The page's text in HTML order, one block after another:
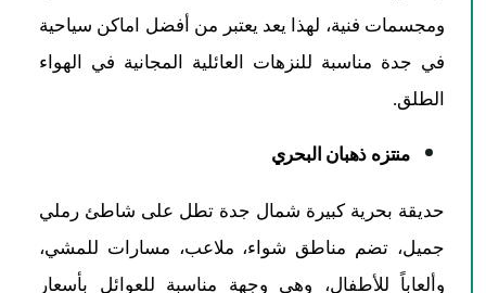
ومجسمات فنية، لهذا يعد يعتبر من أفضل اماكن سياحية
في جدة مناسبة للنزهات العائلية المجانية في الهواء
الطلق.
منتزه ذهبان البحري
حديقة بحرية كبيرة شمال جدة تطل على شاطئ رملي
جميل، تضم مناطق شواء، ملاعب، مسارات للمشي،
وألعاباً للأطفال، وهي وجهة مناسبة للعوائل بأسعار